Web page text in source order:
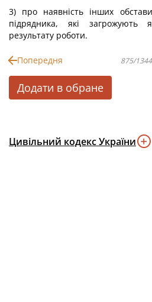
3) про наявність інших
підрядника, які загрожують
результату роботи.
Попередня 875/1344
Додати в обране
Цивільний кодекс України